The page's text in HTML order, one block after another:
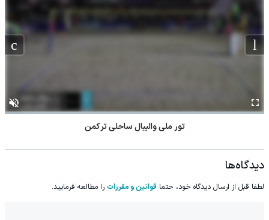
تور ملی والیبال ساحلی ترکمن
دیدگاه‌ها
لطفا قبل از ارسال دیدگاه خود، حتما قوانین و مقررات را مطالعه فرمایید.